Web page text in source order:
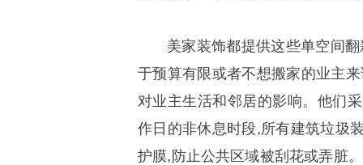
美家装饰都提供这些单空间
于预算有限或者不想搬家的业主
对业主生活和邻居的影响。他们
作日的非休息时段,所有建筑垃圾
护膜,防止公共区域被刮花或弄脏